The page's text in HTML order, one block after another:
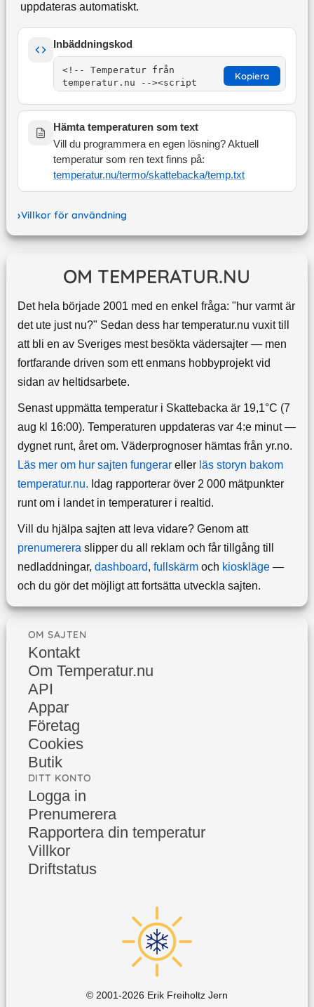
uppdateras automatiskt.
Inbäddningskod
Kopiera
Hämta temperaturen som text
Vill du programmera en egen lösning? Aktuell
temperatur som ren text finns på:
temperatur.nu/termo/skattebacka/temp.txt
Villkor för användning
OM TEMPERATUR.NU
Det hela började 2001 med en enkel fråga: "hur varmt är
det ute just nu?" Sedan dess har temperatur.nu vuxit till
att bli en av Sveriges mest besökta vädersajter — men
fortfarande driven som ett enmans hobbyprojekt vid
sidan av heltidsarbete.
Senast uppmätta temperatur i Skattebacka är 19,1°C (7
aug kl 16:00). Temperaturen uppdateras var 4:e minut —
dygnet runt, året om. Väderprognoser hämtas från yr.no.
Läs mer om hur sajten fungerareller läs storyn bakom
temperatur.nu. Idag rapporterar över 2 000 mätpunkter
runt om i landet in temperaturer i realtid.
Vill du hjälpa sajten att leva vidare? Genom att
prenumereraslipper du all reklam och får tillgång till
nedladdningar, dashboard, fullskärmoch kioskläge—
och du gör det möjligt att fortsätta utveckla sajten.
OM SAJTEN
Kontakt
Om Temperatur.nu
API
Appar
Företag
Cookies
Butik
DITT KONTO
Logga in
Prenumerera
Rapportera din temperatur
Villkor
Driftstatus
© 2001-2026 Erik Freiholtz Jern